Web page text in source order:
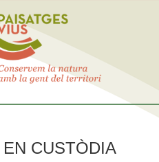
EN CUSTÒDIA